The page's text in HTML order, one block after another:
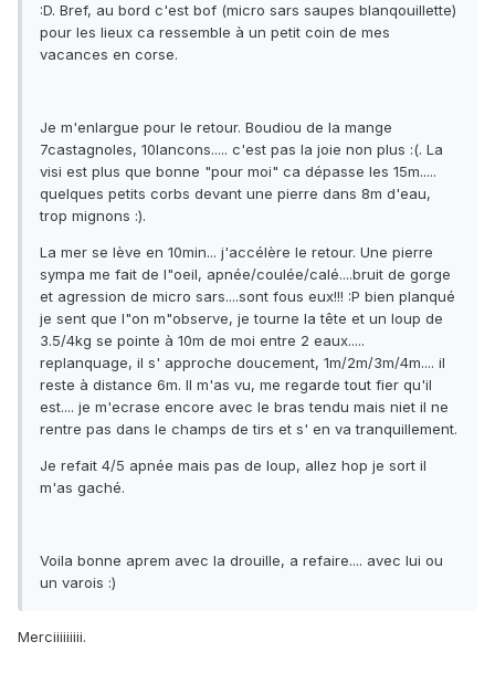
:D. Bref, au bord c'est bof (micro sars saupes blanqouillette)
pour les lieux ca ressemble à un petit coin de mes
vacances en corse.
Je m'enlargue pour le retour. Boudiou de la mange
7castagnoles, 10lancons..... c'est pas la joie non plus :(. La
visi est plus que bonne "pour moi" ca dépasse les 15m.....
quelques petits corbs devant une pierre dans 8m d'eau,
trop mignons :).
La mer se lève en 10min... j'accélère le retour. Une pierre
sympa me fait de l"oeil, apnée/coulée/calé....bruit de gorge
et agression de micro sars....sont fous eux!!! :P bien planqué
je sent que l"on m"observe, je tourne la tête et un loup de
3.5/4kg se pointe à 10m de moi entre 2 eaux.....
replanquage, il s' approche doucement, 1m/2m/3m/4m.... il
reste à distance 6m. Il m'as vu, me regarde tout fier qu'il
est.... je m'ecrase encore avec le bras tendu mais niet il ne
rentre pas dans le champs de tirs et s' en va tranquillement.
Je refait 4/5 apnée mais pas de loup, allez hop je sort il
m'as gaché.
Voila bonne aprem avec la drouille, a refaire.... avec lui ou
un varois :)
Merciiiiiiiii.